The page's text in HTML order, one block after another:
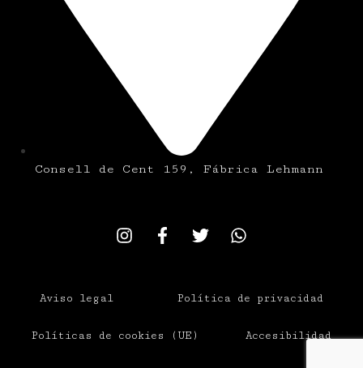
Consell de Cent 159, Fábrica Lehmann
Aviso legal Política de privacidad
Políticas de cookies (UE) Accesibilidad